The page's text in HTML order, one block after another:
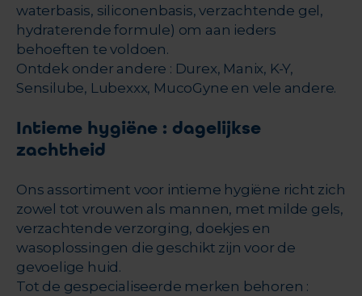
waterbasis, siliconenbasis, verzachtende gel,
hydraterende formule) om aan ieders
behoeften te voldoen.
Ontdek onder andere : Durex, Manix, K-Y,
Sensilube, Lubexxx, MucoGyne en vele andere.
Intieme hygiëne : dagelijkse
zachtheid
Ons assortiment voor intieme hygiëne richt zich
zowel tot vrouwen als mannen, met milde gels,
verzachtende verzorging, doekjes en
wasoplossingen die geschikt zijn voor de
gevoelige huid.
Tot de gespecialiseerde merken behoren :